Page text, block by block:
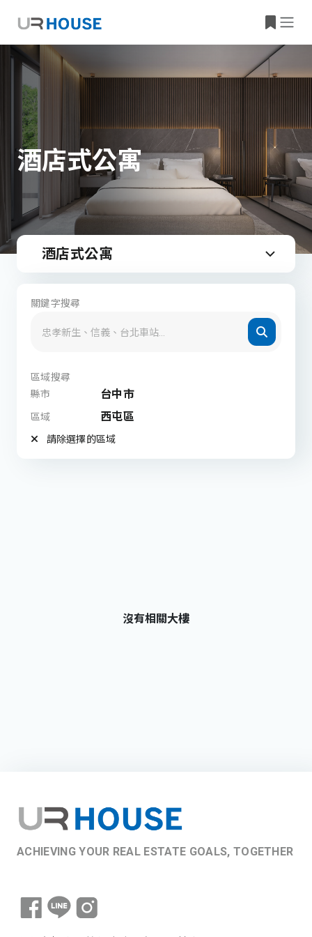
酒店式公寓
酒店式公寓
關鍵字搜尋
區域搜尋
縣市
台中市
區域 西屯區
請除選擇的區域
沒有相關大樓
ACHIEVING YOUR REAL ESTATE GOALS, TOGETHER